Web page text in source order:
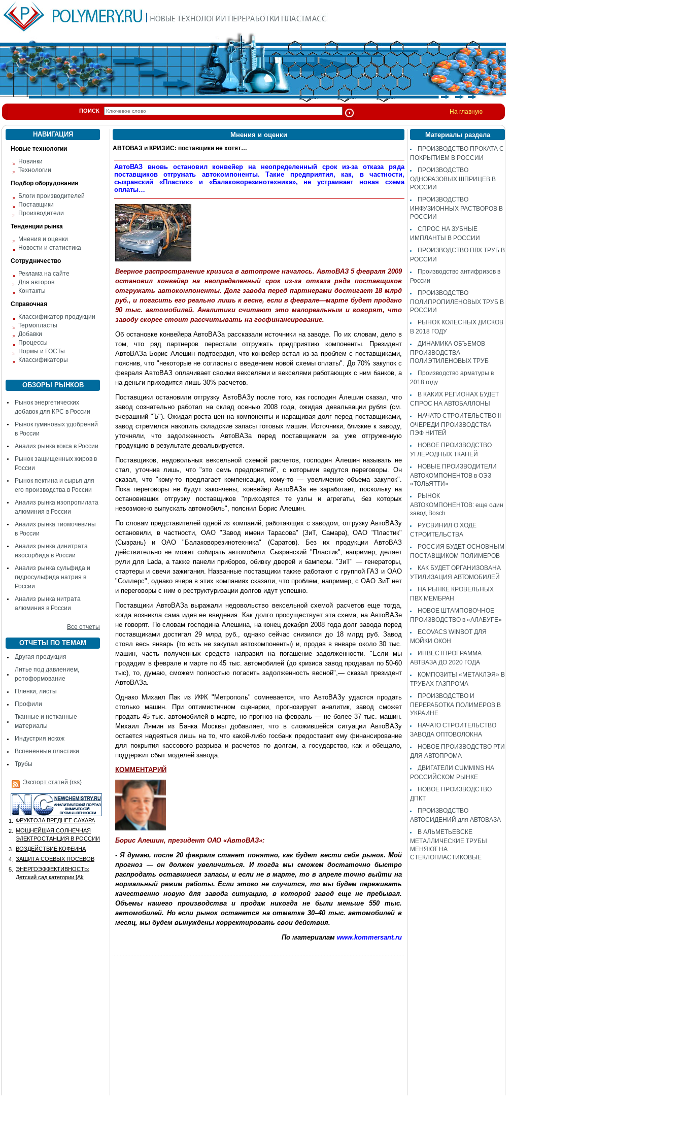
ПОИСК На главную
НАВИГАЦИЯ
Новые технологии
Новинки
Технологии
Подбор оборудования
Блоги производителей
Поставщики
Производители
Тенденции рынка
Мнения и оценки
Новости и статистика
Сотрудничество
Реклама на сайте
Для авторов
Контакты
Справочная
Классификатор продукции
Термопласты
Добавки
Процессы
Нормы и ГОСТы
Классификаторы
ОБЗОРЫ РЫНКОВ
Рынок энергетических
добавок для КРС в России
Рынок гуминовых удобрений
в России
Анализ рынка кокса в России
Рынок защищенных жиров в
России
Рынок пектина и сырья для
его производства в России
Анализ рынка изопропилата
алюминия в России
Анализ рынка тиомочевины
в России
Анализ рынка динитрата
изосорбида в России
Анализ рынка сульфида и
гидросульфида натрия в
России
Анализ рынка нитрата
алюминия в России
Все отчеты
ОТЧЕТЫ ПО ТЕМАМ
Другая продукция
Литье под давлением,
ротоформование
Пленки, листы
Профили
Тканные и нетканные
материалы
Индустрия искож
Вспененные пластики
Трубы
Экспорт статей (rss)
1.
ФРУКТОЗА ВРЕДНЕЕ САХАРА
2.
МОЩНЕЙШАЯ СОЛНЕЧНАЯ
ЭЛЕКТРОСТАНЦИЯ В РОССИИ
3.
ВОЗДЕЙСТВИЕ КОФЕИНА
4.
ЗАЩИТА СОЕВЫХ ПОСЕВОВ
5.
ЭНЕРГОЭФФЕКТИВНОСТЬ:
Детский сад категории [Аk
Мнения и оценки
АВТОВАЗ и КРИЗИС: поставщики не хотят…
АвтоВАЗ вновь остановил конвейер на неопределенный срок из-за отказа ряда
поставщиков отгружать автокомпоненты. Такие предприятия, как, в частности,
сызранский «Пластик» и «Балаковорезинотехника», не устраивает новая схема
оплаты…
Веерное распространение кризиса в автопроме началось. АвтоВАЗ 5 февраля 2009
остановил конвейер на неопределенный срок из-за отказа ряда поставщиков
отгружать автокомпоненты. Долг завода перед партнерами достигает 18 млрд
руб., и погасить его реально лишь к весне, если в феврале—марте будет продано
90 тыс. автомобилей. Аналитики считают это малореальным и говорят, что
заводу скорее стоит рассчитывать на госфинансирование.
Об остановке конвейера АвтоВАЗа рассказали источники на заводе. По их словам, дело в
том, что ряд партнеров перестали отгружать предприятию компоненты. Президент
АвтоВАЗа Борис Алешин подтвердил, что конвейер встал из-за проблем с поставщиками,
пояснив, что "некоторые не согласны с введением новой схемы оплаты". До 70% закупок с
февраля АвтоВАЗ оплачивает своими векселями и векселями работающих с ним банков, а
на деньги приходится лишь 30% расчетов.
Поставщики остановили отгрузку АвтоВАЗу после того, как господин Алешин сказал, что
завод сознательно работал на склад осенью 2008 года, ожидая девальвации рубля (см.
вчерашний "Ъ"). Ожидая роста цен на компоненты и наращивая долг перед поставщиками,
завод стремился накопить складские запасы готовых машин. Источники, близкие к заводу,
уточняли, что задолженность АвтоВАЗа перед поставщиками за уже отгруженную
продукцию в результате девальвируется.
Поставщиков, недовольных вексельной схемой расчетов, господин Алешин называть не
стал, уточнив лишь, что "это семь предприятий", с которыми ведутся переговоры. Он
сказал, что "кому-то предлагает компенсации, кому-то — увеличение объема закупок".
Пока переговоры не будут закончены, конвейер АвтоВАЗа не заработает, поскольку на
остановивших отгрузку поставщиков "приходятся те узлы и агрегаты, без которых
невозможно выпускать автомобиль", пояснил Борис Алешин.
По словам представителей одной из компаний, работающих с заводом, отгрузку АвтоВАЗу
остановили, в частности, ОАО "Завод имени Тарасова" (ЗиТ, Самара), ОАО "Пластик"
(Сызрань) и ОАО "Балаковорезинотехника" (Саратов). Без их продукции АвтоВАЗ
действительно не может собирать автомобили. Сызранский "Пластик", например, делает
рули для Lada, а также панели приборов, обивку дверей и бамперы. "ЗиТ" — генераторы,
стартеры и свечи зажигания. Названные поставщики также работают с группой ГАЗ и ОАО
"Соллерс", однако вчера в этих компаниях сказали, что проблем, например, с ОАО ЗиТ нет
и переговоры с ним о реструктуризации долгов идут успешно.
Поставщики АвтоВАЗа выражали недовольство вексельной схемой расчетов еще тогда,
когда возникла сама идея ее введения. Как долго просуществует эта схема, на АвтоВАЗе
не говорят. По словам господина Алешина, на конец декабря 2008 года долг завода перед
поставщиками достигал 29 млрд руб., однако сейчас снизился до 18 млрд руб. Завод
стоял весь январь (то есть не закупал автокомпоненты) и, продав в январе около 30 тыс.
машин, часть полученных средств направил на погашение задолженности. "Если мы
продадим в феврале и марте по 45 тыс. автомобилей (до кризиса завод продавал по 50-60
тыс), то, думаю, сможем полностью погасить задолженность весной",— сказал президент
АвтоВАЗа.
Однако Михаил Пак из ИФК "Метрополь" сомневается, что АвтоВАЗу удастся продать
столько машин. При оптимистичном сценарии, прогнозирует аналитик, завод сможет
продать 45 тыс. автомобилей в марте, но прогноз на февраль — не более 37 тыс. машин.
Михаил Лямин из Банка Москвы добавляет, что в сложившейся ситуации АвтоВАЗу
остается надеяться лишь на то, что какой-либо госбанк предоставит ему финансирование
для покрытия кассового разрыва и расчетов по долгам, а государство, как и обещало,
поддержит сбыт моделей завода.
КОММЕНТАРИЙ
Борис Алешин, президент ОАО «АвтоВАЗ»:
- Я думаю, после 20 февраля станет понятно, как будет вести себя рынок. Мой
прогноз — он должен увеличиться. И тогда мы сможем достаточно быстро
распродать оставшиеся запасы, и если не в марте, то в апреле точно выйти на
нормальный режим работы. Если этого не случится, то мы будем переживать
качественно новую для завода ситуацию, в которой завод еще не пребывал.
Объемы нашего производства и продаж никогда не были меньше 550 тыс.
автомобилей. Но если рынок останется на отметке 30–40 тыс. автомобилей в
месяц, мы будем вынуждены корректировать свои действия.
По материалам www.kommersant.ru
Материалы раздела
ПРОИЗВОДСТВО ПРОКАТА С
ПОКРЫТИЕМ В РОССИИ
ПРОИЗВОДСТВО
ОДНОРАЗОВЫХ ШПРИЦЕВ В
РОССИИ
ПРОИЗВОДСТВО
ИНФУЗИОННЫХ РАСТВОРОВ В
РОССИИ
СПРОС НА ЗУБНЫЕ
ИМПЛАНТЫ В РОССИИ
ПРОИЗВОДСТВО ПВХ ТРУБ В
РОССИИ
Производство антифризов в
России
ПРОИЗВОДСТВО
ПОЛИПРОПИЛЕНОВЫХ ТРУБ В
РОССИИ
РЫНОК КОЛЕСНЫХ ДИСКОВ
В 2018 ГОДУ
ДИНАМИКА ОБЪЕМОВ
ПРОИЗВОДСТВА
ПОЛИЭТИЛЕНОВЫХ ТРУБ
Производство арматуры в
2018 году
В КАКИХ РЕГИОНАХ БУДЕТ
СПРОС НА АВТОБАЛЛОНЫ
НАЧАТО СТРОИТЕЛЬСТВО II
ОЧЕРЕДИ ПРОИЗВОДСТВА
ПЭФ НИТЕЙ
НОВОЕ ПРОИЗВОДСТВО
УГЛЕРОДНЫХ ТКАНЕЙ
НОВЫЕ ПРОИЗВОДИТЕЛИ
АВТОКОМПОНЕНТОВ в ОЭЗ
«ТОЛЬЯТТИ»
РЫНОК
АВТОКОМПОНЕНТОВ: еще один
завод Bosch
РУСВИНИЛ О ХОДЕ
СТРОИТЕЛЬСТВА
РОССИЯ БУДЕТ ОСНОВНЫМ
ПОСТАВЩИКОМ ПОЛИМЕРОВ
КАК БУДЕТ ОРГАНИЗОВАНА
УТИЛИЗАЦИЯ АВТОМОБИЛЕЙ
НА РЫНКЕ КРОВЕЛЬНЫХ
ПВХ МЕМБРАН
НОВОЕ ШТАМПОВОЧНОЕ
ПРОИЗВОДСТВО в «АЛАБУГЕ»
ECOVACS WINBOT ДЛЯ
МОЙКИ ОКОН
ИНВЕСТПРОГРАММА
АВТВАЗА ДО 2020 ГОДА
КОМПОЗИТЫ «МЕТАКЛЭЯ» В
ТРУБАХ ГАЗПРОМА
ПРОИЗВОДСТВО И
ПЕРЕРАБОТКА ПОЛИМЕРОВ В
УКРАИНЕ
НАЧАТО СТРОИТЕЛЬСТВО
ЗАВОДА ОПТОВОЛОКНА
НОВОЕ ПРОИЗВОДСТВО РТИ
ДЛЯ АВТОПРОМА
ДВИГАТЕЛИ CUMMINS НА
РОССИЙСКОМ РЫНКЕ
НОВОЕ ПРОИЗВОДСТВО
ДПКТ
ПРОИЗВОДСТВО
АВТОСИДЕНИЙ для АВТОВАЗА
В АЛЬМЕТЬЕВСКЕ
МЕТАЛЛИЧЕСКИЕ ТРУБЫ
МЕНЯЮТ НА
СТЕКЛОПЛАСТИКОВЫЕ